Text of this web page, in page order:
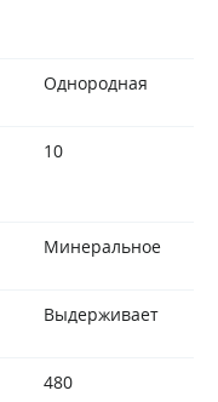
Однородная
10
Минеральное
Выдерживает
480